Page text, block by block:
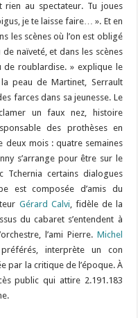
au spectateur. Tu joues
je te laisse faire… ». Et en
les scènes où l’on est obligé
naïveté, et dans les scènes
de roublardise. » explique le
peau de Martinet, Serrault
farces dans sa jeunesse. Le
un faux nez, histoire
des prothèses en
deux mois : quatre semaines
s’arrange pour être sur le
Tchernia certains dialogues
est composée d’amis du
Gérard Calvi, fidèle de la
du cabaret s’entendent à
l’ami Pierre. Michel
interprète un con
par la critique de l’époque. À
public qui attire 2.191.183